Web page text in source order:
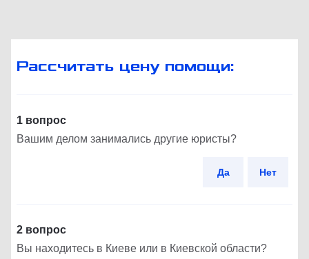
Рассчитать цену помощи:
1 вопрос
Вашим делом занимались другие юристы?
Да Нет
2 вопрос
Вы находитесь в Киеве или в Киевской области?